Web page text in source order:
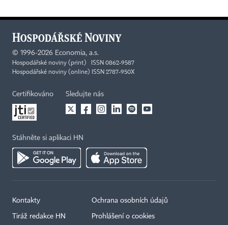
© 1996-2026 Economia, a.s.
Hospodářské noviny (print) ISSN 0862-9587
Hospodářské noviny (online) ISSN 2787-950X
Certifikováno Sledujte nás
Stáhněte si aplikaci HN
Kontakty
Tiráž redakce HN
Ochrana osobních údajů
Prohlášení o cookies